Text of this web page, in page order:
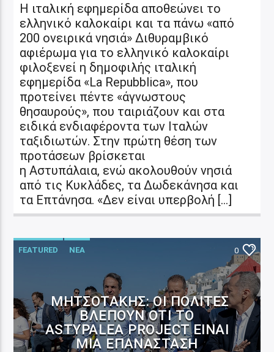
Η ιταλική εφημερίδα αποθεώνει το
ελληνικό καλοκαίρι και τα πάνω «από
200 ονειρικά νησιά» Διθυραμβικό
αφιέρωμα για το ελληνικό καλοκαίρι
φιλοξενεί η δημοφιλής ιταλική
εφημερίδα «La Repubblica», που
προτείνει πέντε «άγνωστους
θησαυρούς», που ταιριάζουν και στα
ειδικά ενδιαφέροντα των Ιταλών
ταξιδιωτών. Στην πρώτη θέση των
προτάσεων βρίσκεται
η Αστυπάλαια, ενώ ακολουθούν νησιά
από τις Κυκλάδες, τα Δωδεκάνησα και
τα Επτάνησα. «Δεν είναι υπερβολή […]
FEATURED ΝΕΑ 0
ΜΗΤΣΟΤΆΚΗΣ: ΟΙ ΠΟΛΊΤΕΣ
ΒΛΈΠΟΥΝ ΌΤΙ ΤΟ
ASTYPALEA PROJECT ΕΊΝΑΙ
ΜΊΑ ΕΠΑΝΆΣΤΑΣΗ